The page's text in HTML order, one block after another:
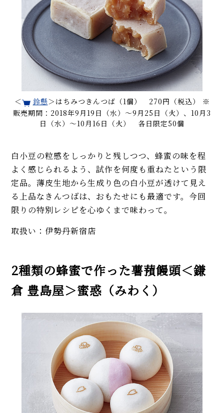
＜ 鈴懸＞はちみつきんつば（1個） 270円（税込） ※
販売期間：2018年9月19日（水）〜9月25日（火）、10月3
日（水）〜10月16日（火） 各日限定50個
白小豆の粒感をしっかりと残しつつ、蜂蜜の味を程
よく感じられるよう、試作を何度も重ねたという限
定品。薄皮生地から生成り色の白小豆が透けて見え
る上品なきんつばは、おもたせにも最適です。今回
限りの特別レシピを心ゆくまで味わって。
取扱い：伊勢丹新宿店
2種類の蜂蜜で作った薯蕷饅頭＜鎌
倉 豊島屋＞蜜惑（みわく）